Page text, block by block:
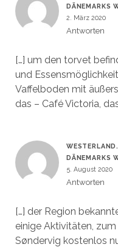
DÄNEMARKS
2. März 2020
Antworten
[…] um den torvet
und
Vaffelboden mit
das – Café Victoria,
DÄNEMARKS
5. August 2020
Antworten
[…] der Region
einige Aktivitäten,
Søndervig kostenlos